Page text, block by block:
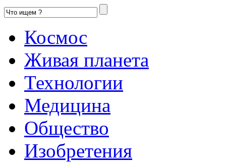
Космос
Живая планета
Технологии
Медицина
Общество
Изобретения